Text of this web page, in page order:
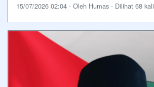
15/07/2026 02:04 - Oleh Humas - Dilihat 68 kali